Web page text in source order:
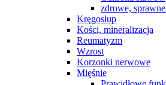
zdrowe,
Kręgosłup
Kości, mineralizacja
Reumatyzm
Wzrost
Korzonki nerwowe
Mięśnie